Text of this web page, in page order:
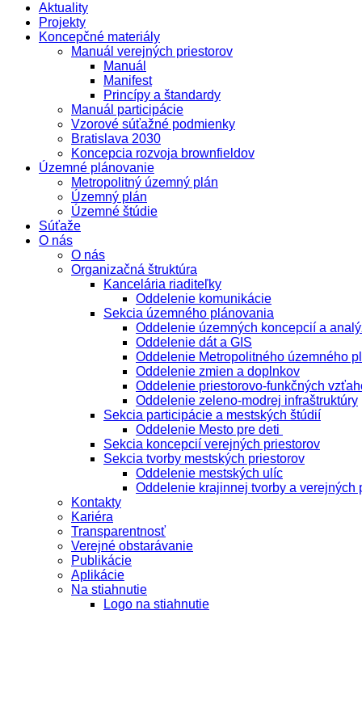
Aktuality
Projekty
Koncepčné materiály
Manuál verejných priestorov
Manuál
Manifest
Princípy a štandardy
Manuál participácie
Vzorové súťažné podmienky
Bratislava 2030
Koncepcia rozvoja brownfieldov
Územné plánovanie
Metropolitný územný plán
Územný plán
Územné štúdie
Súťaže
O nás
O nás
Organizačná štruktúra
Kancelária riaditeľky
Oddelenie komunikácie
Sekcia územného plánovania
Oddelenie územných koncepcií a
Oddelenie dát a GIS
Oddelenie Metropolitného územného
Oddelenie zmien a doplnkov
Oddelenie priestorovo-funkčných
Oddelenie zeleno-modrej infraštruktúry
Sekcia participácie a mestských štúdií
Oddelenie Mesto pre deti
Sekcia koncepcií verejných priestorov
Sekcia tvorby mestských priestorov
Oddelenie mestských ulíc
Oddelenie krajinnej tvorby a verejných
Kontakty
Kariéra
Transparentnosť
Verejné obstarávanie
Publikácie
Aplikácie
Na stiahnutie
Logo na stiahnutie